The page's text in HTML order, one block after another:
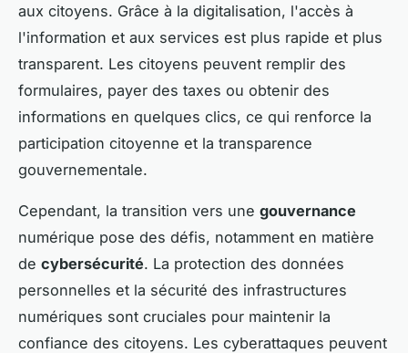
aux citoyens. Grâce à la digitalisation, l'accès à
l'information et aux services est plus rapide et plus
transparent. Les citoyens peuvent remplir des
formulaires, payer des taxes ou obtenir des
informations en quelques clics, ce qui renforce la
participation citoyenne et la transparence
gouvernementale.
Cependant, la transition vers une gouvernance
numérique pose des défis, notamment en matière
de cybersécurité. La protection des données
personnelles et la sécurité des infrastructures
numériques sont cruciales pour maintenir la
confiance des citoyens. Les cyberattaques peuvent